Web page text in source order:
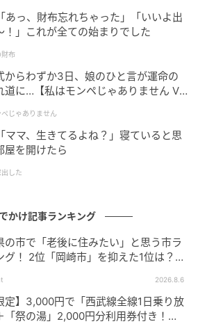
すべり台があり、ロープの道や階
。
っ、財布忘れちゃった」「いいよ出
！」これが全ての始まりでした
財布
からわずか3日、娘のひと言が運命の
道に…【私はモンペじゃありません Vo
じゃありません
マ、生きてるよね？」寝ていると思
屋を開けたら
した
かけ記事ランキング
の市で「老後に住みたい」と思う市ラ
グ！ 2位「岡崎市」を抑えた1位は？
2026.8.6
定】3,000円で「西武線全線1日乗り放
「祭の湯」2,000円分利用券付き！